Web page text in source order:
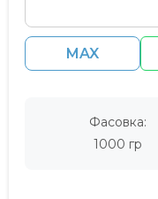
MAX
Фасовка:
1000 гр